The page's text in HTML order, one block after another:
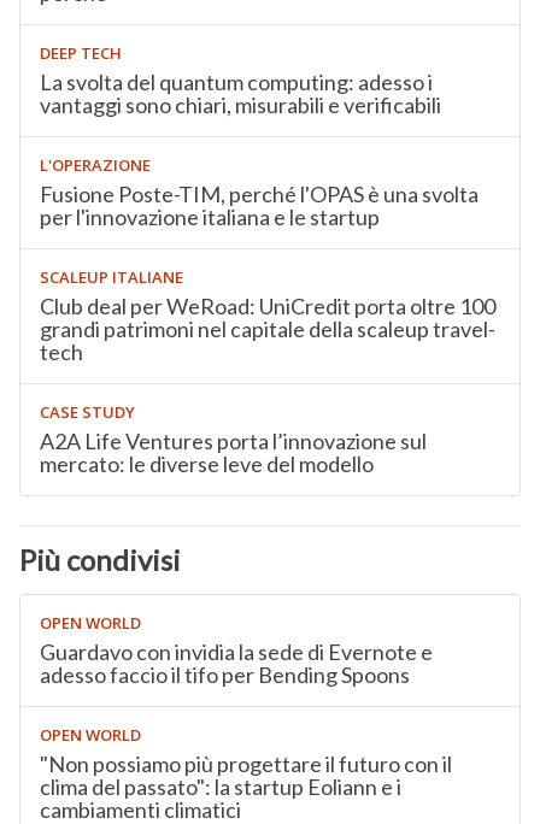
DEEP TECH
La svolta del quantum computing: adesso i
vantaggi sono chiari, misurabili e verificabili
L'OPERAZIONE
Fusione Poste-TIM, perché l'OPAS è una svolta
per l'innovazione italiana e le startup
SCALEUP ITALIANE
Club deal per WeRoad: UniCredit porta oltre 100
grandi patrimoni nel capitale della scaleup travel-
tech
CASE STUDY
A2A Life Ventures porta l’innovazione sul
mercato: le diverse leve del modello
Più condivisi
OPEN WORLD
Guardavo con invidia la sede di Evernote e
adesso faccio il tifo per Bending Spoons
OPEN WORLD
"Non possiamo più progettare il futuro con il
clima del passato": la startup Eoliann e i
cambiamenti climatici